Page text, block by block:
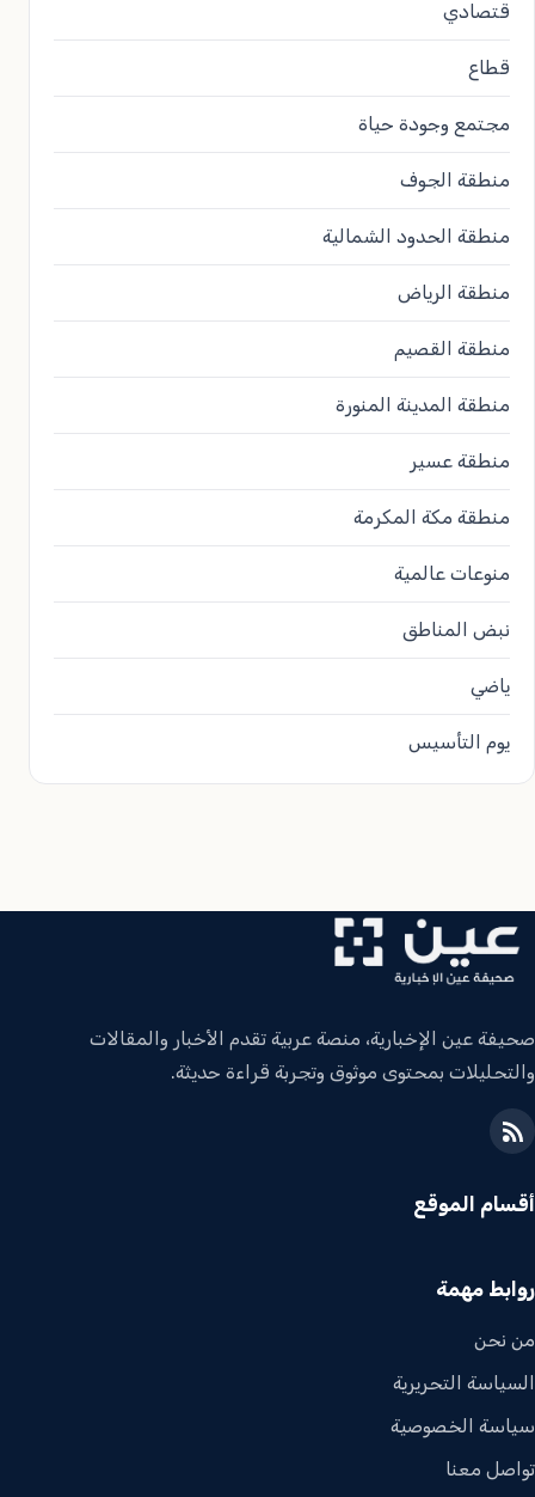
قتصادي
قطاع
مجتمع وجودة حياة
منطقة الجوف
منطقة الحدود الشمالية
منطقة الرياض
منطقة القصيم
منطقة المدينة المنورة
منطقة عسير
منطقة مكة المكرمة
منوعات عالمية
نبض المناطق
ياضي
يوم التأسيس
صحيفة عين الإخبارية، منصة عربية تقدم الأخبار والمقالات
والتحليلات بمحتوى موثوق وتجربة قراءة حديثة.
أقسام الموقع
روابط مهمة
من نحن
السياسة التحريرية
سياسة الخصوصية
تواصل معنا